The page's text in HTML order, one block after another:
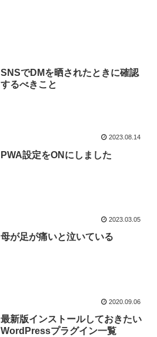
SNSでDMを晒されたときに確認
するべきこと
2023.08.14
PWA設定をONにしました
2023.03.05
母が足が痛いと泣いている
2020.09.06
最新版インストールしておきたい
WordPressプラグイン一覧